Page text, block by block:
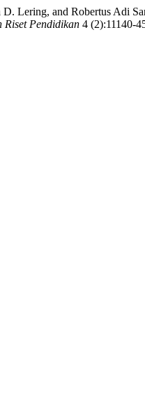
Lering, and Robertus Adi
Riset Pendidikan 4 (2):11140-